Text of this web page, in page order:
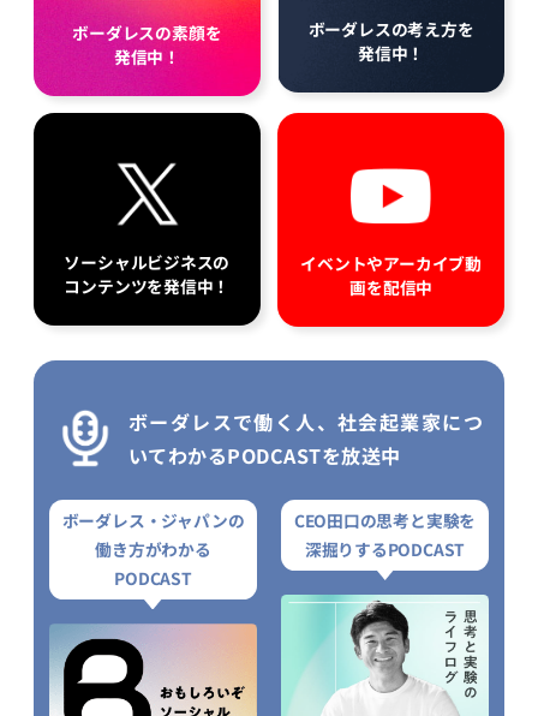
ボーダレスの素顔を
発信中！
ボーダレスの考え方を
発信中！
ソーシャルビジネスの
コンテンツを発信中！
イベントやアーカイブ動
画を配信中
ボーダレスで働く人、社会起業家につ
いてわかるPODCASTを放送中
ボーダレス・ジャパンの
働き方がわかる
PODCAST
CEO田口の思考と実験を
深掘りするPODCAST